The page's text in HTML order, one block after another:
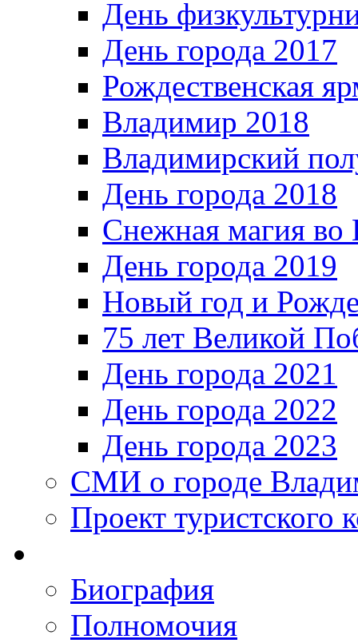
День
День города 2017
Рождественская
Владимир 2018
Владимирский
День города 2018
Снежная магия во
День города 2019
Новый год и
75 лет Великой
День города 2021
День города 2022
День города 2023
СМИ о городе
Проект туристского
Биография
Полномочия